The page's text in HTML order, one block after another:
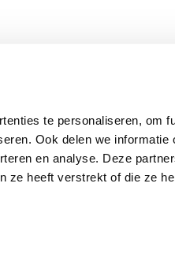
te personaliseren, om
Ook delen we
en analyse. Deze
ze heeft verstrekt of die ze